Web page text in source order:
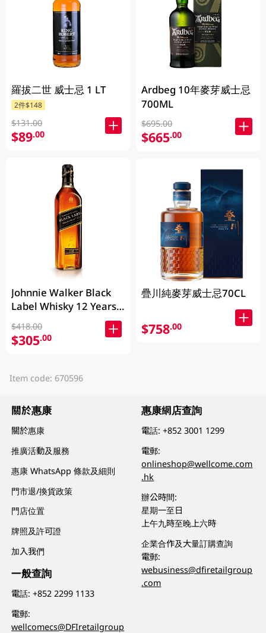
羅拔二世 威士忌 1 LT
2件$148
$131.00
$89.00
Johnnie Walker Black
Label Whisky 12 Years
700ML
$418.00
$305.00
Ardbeg 10年麥芽威士忌
700ML
$695.00
$665.00
疊川純麥芽威士忌70CL
$758.00
Item code: 670596
關於惠康
關於惠康
推廣活動及服務
惠康 WhatsApp 條款及細則
門市退/換貨政策
門店位置
牌照及許可證
加入我們
一般查詢
電話:+852 2299 1133
電郵:
wellcomecs@DFIretailgroup
惠康網店查詢
電話:+852 3001 1299
電郵:
onlineshop@wellcome.com
.hk
辦公時間:
星期一至日
上午九時至晚上六時
企業合作及大量訂購查詢
電郵:
webusiness@dfiretailgroup
.com